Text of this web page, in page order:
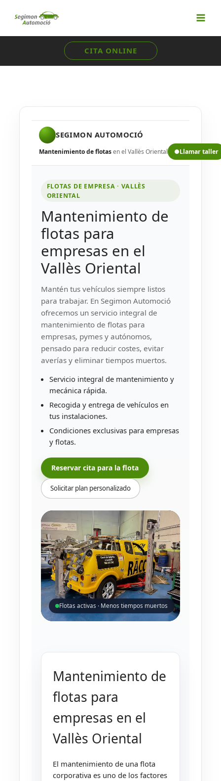
CITA ONLINE
SEGIMON AUTOMOCIÓ
Mantenimiento de flotasen el Vallès Oriental ●Llamar taller
FLOTAS DE EMPRESA · VALLÈS
ORIENTAL
Mantenimiento de
flotas para
empresas en el
Vallès Oriental
Mantén tus vehículos siempre listos
para trabajar. En Segimon Automoció
ofrecemos un servicio integral de
mantenimiento de flotas para
empresas, pymes y autónomos,
pensado para reducir costes, evitar
averías y eliminar tiempos muertos.
Servicio integral de mantenimiento y
mecánica rápida.
Recogida y entrega de vehículos en
tus instalaciones.
Condiciones exclusivas para empresas
y flotas.
Reservar cita para la flota
Solicitar plan personalizado
Flotas activas · Menos tiempos muertos
Mantenimiento de
flotas para
empresas en el
Vallès Oriental
El mantenimiento de una flota
corporativa es uno de los factores